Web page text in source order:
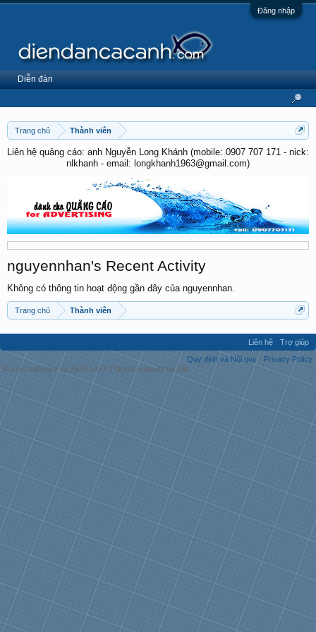
Đăng nhập
Trang chủ Thành viên
Liên hệ quảng cáo: anh Nguyễn Long Khánh (mobile: 0907 707 171 - nick:
nlkhanh - email: longkhanh1963@gmail.com)
nguyennhan's Recent Activity
Không có thông tin hoạt động gần đây của nguyennhan.
Trang chủ Thành viên
Diễn đàn
Liên hệ
Trợ giúp
Quy định và Nội quy
Privacy Policy
Forum software by XenForo™ | Media embeds by s9e